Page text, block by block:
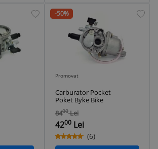
-50%
Promovat
Carburator Pocket
Poket Byke Bike
8400 Lei
4200 Lei
(6)